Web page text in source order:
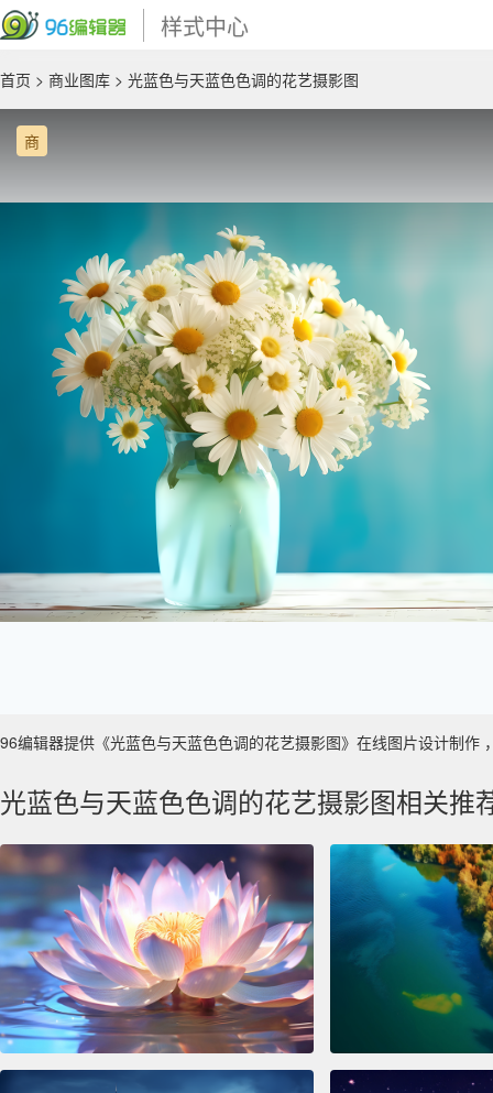
样式中心
首页 > 商业图库 > 光蓝色与天蓝色色调的花艺摄影图
商
96编辑器提供《光蓝色与天蓝色色调的花艺摄影图》在线图片设计制
光蓝色与天蓝色色调的花艺摄影图相关推